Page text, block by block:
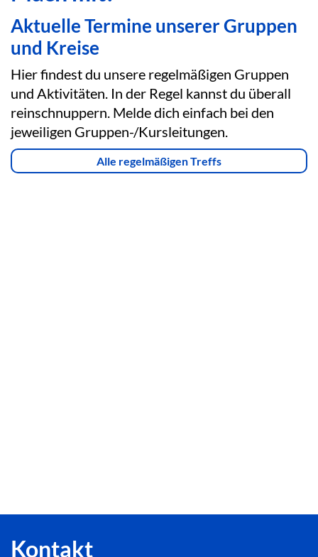
Aktuelle Termine unserer Gruppen
und Kreise
Hier findest du unsere regelmäßigen Gruppen
und Aktivitäten. In der Regel kannst du überall
reinschnuppern. Melde dich einfach bei den
jeweiligen Gruppen-/Kursleitungen.
Alle regelmäßigen Treffs
Kontakt